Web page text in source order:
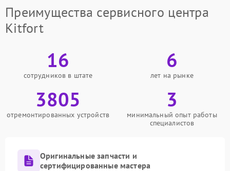
Преимущества сервисного центра
Kitfort
16
сотрудников в штате
6
лет на рынке
3805
отремонтированных устройств
3
минимальный опыт работы
специалистов
Оригинальные запчасти и
сертифицированные мастера